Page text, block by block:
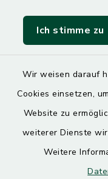
Ich stimme zu
Wir weisen darauf
Cookies einsetzen,
Website zu
weiterer Dienste
Weitere
SoNNe e. V.